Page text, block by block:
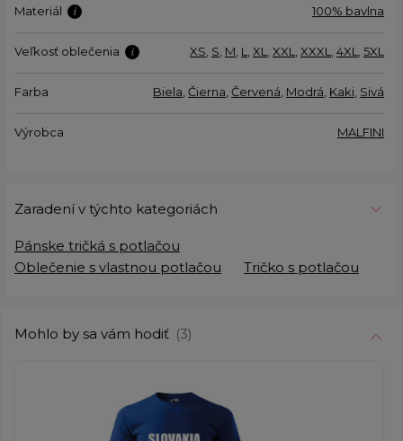
Materiál 100% bavlna
Veľkosť oblečenia XS, S, M, L,XL,XXL,XXXL,4XL,5XL
Farba Biela,Čierna,Červená, Modrá, Kaki, Sivá
Výrobca MALFINI
Zaradení v týchto kategoriách
Pánske tričká s potlačou
Oblečenie s vlastnou potlačou
Tričko s potlačou
Mohlo by sa vám hodiť (3)